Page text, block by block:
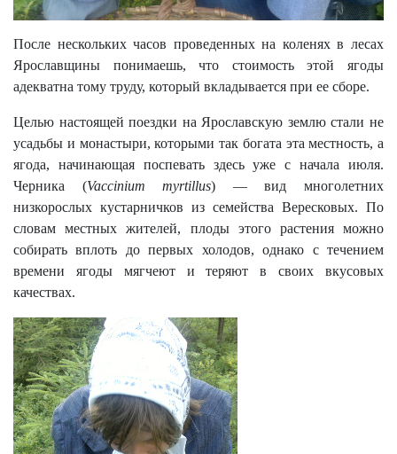
После нескольких часов проведенных на коленях в лесах
Ярославщины понимаешь, что стоимость этой ягоды
адекватна тому труду, который вкладывается при ее сборе.
Целью настоящей поездки на Ярославскую землю стали не
усадьбы и монастыри, которыми так богата эта местность, а
ягода, начинающая поспевать здесь уже с начала июля.
Черника (Vaccinium myrtillus) — вид многолетних
низкорослых кустарничков из семейства Вересковых. По
словам местных жителей, плоды этого растения можно
собирать вплоть до первых холодов, однако с течением
времени ягоды мягчеют и теряют в своих вкусовых
качествах.